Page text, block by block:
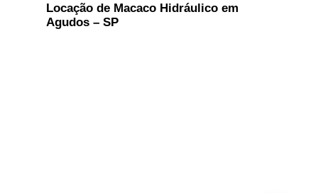
Locação de Macaco Hidráulico em
Agudos – SP